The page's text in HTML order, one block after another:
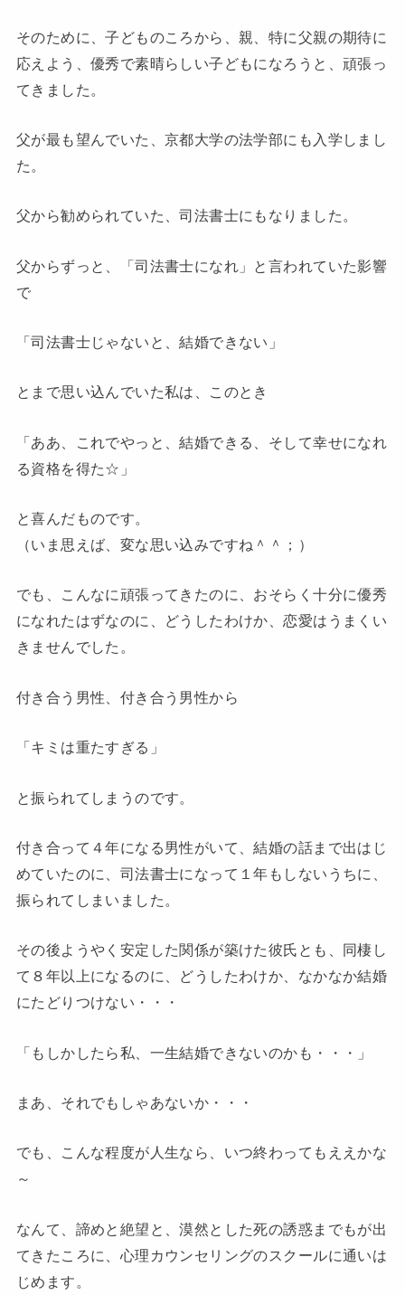
そのために、子どものころから、親、特に父親の期待に
応えよう、優秀で素晴らしい子どもになろうと、頑張っ
てきました。
父が最も望んでいた、京都大学の法学部にも入学しまし
た。
父から勧められていた、司法書士にもなりました。
父からずっと、「司法書士になれ」と言われていた影響
で
「司法書士じゃないと、結婚できない」
とまで思い込んでいた私は、このとき
「ああ、これでやっと、結婚できる、そして幸せになれ
る資格を得た☆」
と喜んだものです。
（いま思えば、変な思い込みですね＾＾；）
でも、こんなに頑張ってきたのに、おそらく十分に優秀
になれたはずなのに、どうしたわけか、恋愛はうまくい
きませんでした。
付き合う男性、付き合う男性から
「キミは重たすぎる」
と振られてしまうのです。
付き合って４年になる男性がいて、結婚の話まで出はじ
めていたのに、司法書士になって１年もしないうちに、
振られてしまいました。
その後ようやく安定した関係が築けた彼氏とも、同棲し
て８年以上になるのに、どうしたわけか、なかなか結婚
にたどりつけない・・・
「もしかしたら私、一生結婚できないのかも・・・」
まあ、それでもしゃあないか・・・
でも、こんな程度が人生なら、いつ終わってもええかな
～
なんて、諦めと絶望と、漠然とした死の誘惑までもが出
てきたころに、心理カウンセリングのスクールに通いは
じめます。